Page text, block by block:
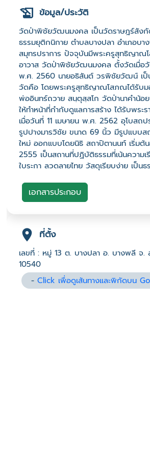
ข้อมูล/ประวัติ
วัดป่าพิชัยวัฒนมงคล เป็นวัดราษฎร์สัง
ธรรมยุติกนิกาย ตำบลบางปลา อำเภอบ
สมุทรปราการ ปัจจุบันมีพระครูสุทธิญาณ
อาวาส วัดป่าพิชัยวัฒนมงคล ตั้งวัดเมื่อ
พ.ศ. 2560 นายอธิสันต์ วรพิชัยวัฒน์ เป็
วัดคือ โดยพระครูสุทธิญาณโสภณได้รับม
พ่ออินทร์ถวาย สนฺตุสฺสโก วัดป่านาคำน้อ
ให้ทำหน้าที่กำกับดูแลการสร้าง ได้รับพระ
เมื่อวันที่ 11 เมษายน พ.ศ. 2562 อุโบสถ
รูปปางมารวิชัย ขนาด 69 นิ้ว มีรูปแบบส
ใหม่ ออกแบบโดยนิธิ สถาปิตานนท์ เริ่มต้
2555 เป็นสถานที่ปฏิบัติธรรมที่เน้นความเ
ใบระกา ลวดลายไทย วัสดุเรียบง่าย เป็นธ
เอกสารประกอบ
ที่ตั้ง
เลขที่ : หมู่ 13 ต. บางปลา อ. บางพลี จ.
10540
-Click เพื่อดูเส้นทางและพิกัดบน